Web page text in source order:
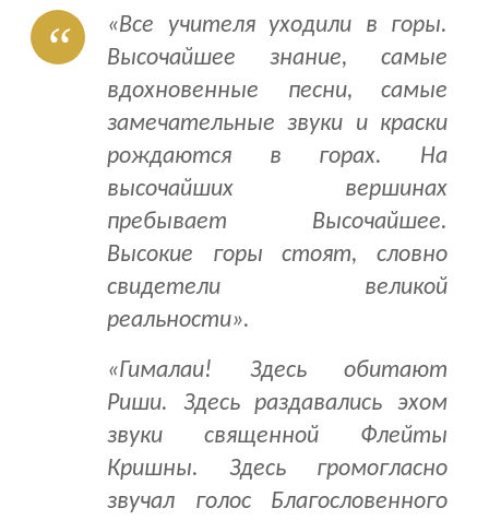
«Все учи­теля уходили в горы.
Высочайшее знание, самые
вдохновенные песни, са­мые
замечательные звуки и краски
рождаются в горах. На
высочайших вер­шинах
пребывает Высочайшее.
Высокие горы стоят, словно
свидетели ве­ликой
реальности».
«Гималаи! Здесь обитают
Риши. Здесь раздавались эхом
звуки священ­ной Флейты
Кришны. Здесь громогласно
звучал голос Благословенного